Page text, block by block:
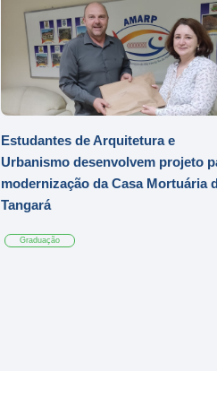
Estudantes de Arquitetura e
Urbanismo desenvolvem projeto
modernização da Casa Mortuária
Tangará
Graduação